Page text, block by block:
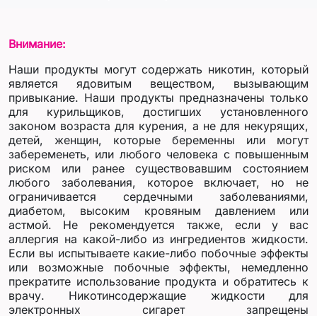
Внимание:
Наши продукты могут содержать никотин, который
является ядовитым веществом, вызывающим
привыкание. Наши продукты предназначены только
для курильщиков, достигших установленного
законом возраста для курения, а не для некурящих,
детей, женщин, которые беременны или могут
забеременеть, или любого человека с повышенным
риском или ранее существовавшим состоянием
любого заболевания, которое включает, но не
ограничивается сердечными заболеваниями,
диабетом, высоким кровяным давлением или
астмой. Не рекомендуется также, если у вас
аллергия на какой-либо из ингредиентов жидкости.
Если вы испытываете какие-либо побочные эффекты
или возможные побочные эффекты, немедленно
прекратите использование продукта и обратитесь к
врачу. Никотинсодержащие жидкости для
электронных сигарет запрещены